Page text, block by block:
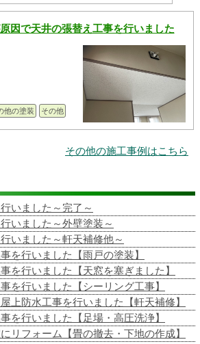
因で天井の張替え工事を行いました
他の塗装 その他
その他の施工事例はこちら
いました～完了～
いました～外壁塗装～
いました～軒天補修他～
を行いました【雨戸の塗装】
を行いました【天窓を塞ぎました】
を行いました【シーリング工事】
上防水工事を行いました【軒天補修】
を行いました【足場・高圧洗浄】
リフォーム【畳の撤去・下地の作成】